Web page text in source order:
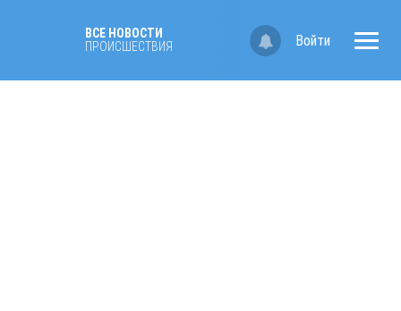
ВСЕ НОВОСТИ
ПРОИСШЕСТВИЯ
Войти